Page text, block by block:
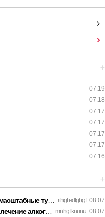
+
07.19
07.18
07.17
07.17
07.17
07.17
07.16
+
rthgf edfgbgf 08.07
турниры. https…
mnhg lknunu 08.07
Санкт-…